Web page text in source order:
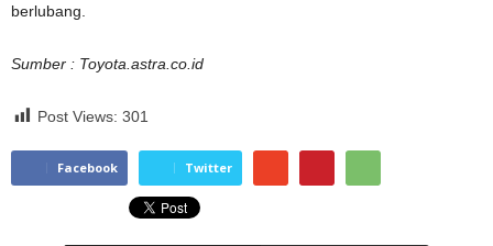
berlubang.
Sumber : Toyota.astra.co.id
Post Views: 301
Facebook Twitter